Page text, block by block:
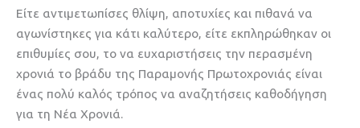
Είτε αντιμετωπίσες θλίψη, αποτυχίες και πιθανά να
αγωνίστηκες για κάτι καλύτερο, είτε εκπληρώθηκαν οι
επιθυμίες σου, το να ευχαριστήσεις την περασμένη
χρονιά το βράδυ της Παραμονής Πρωτοχρονιάς είναι
ένας πολύ καλός τρόπος να αναζητήσεις καθοδήγηση
για τη Νέα Χρονιά.